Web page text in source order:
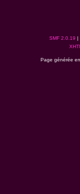
SMF 2.0.19 |
Page générée